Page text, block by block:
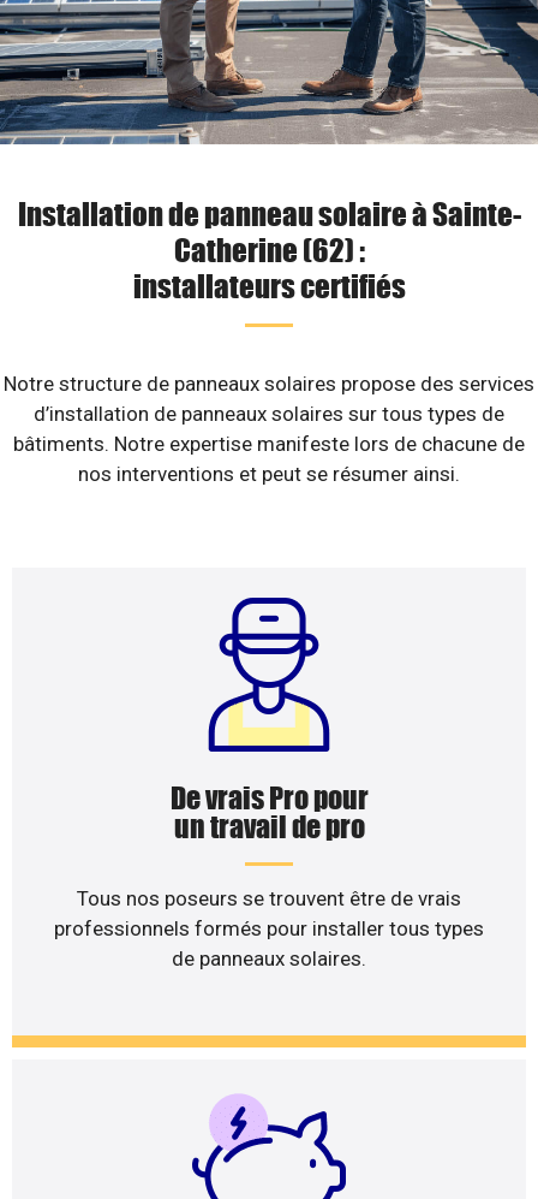
Installation de panneau solaire à Sainte-
Catherine (62) :
installateurs certifiés
Notre structure de panneaux solaires propose des services
d’installation de panneaux solaires sur tous types de
bâtiments. Notre expertise manifeste lors de chacune de
nos interventions et peut se résumer ainsi.
De vrais Pro pour
un travail de pro
Tous nos poseurs se trouvent être de vrais
professionnels formés pour installer tous types
de panneaux solaires.